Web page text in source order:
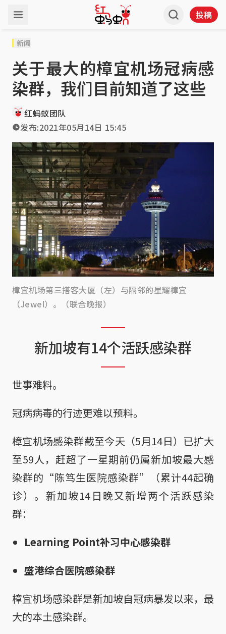
投稿
新闻
关于最大的樟宜机场冠病感
染群，我们目前知道了这些
红蚂蚁团队
发布:2021年05月14日 15:45
樟宜机场第三搭客大厦（左）与隔邻的星耀樟宜
（Jewel）。（联合晚报）
新加坡有14个活跃感染群
世事难料。
冠病病毒的行迹更难以预料。
樟宜机场感染群截至今天（5月14日）已扩大
至59人，赶超了一星期前仍属新加坡最大感
染群的“陈笃生医院感染群”（累计44起确
诊）。新加坡14日晚又新增两个活跃感染
群：
Learning Point补习中心感染群
盛港综合医院感染群
樟宜机场感染群是新加坡自冠病暴发以来，最
大的本土感染群。